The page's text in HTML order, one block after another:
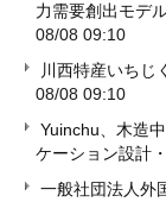
力需要創出モデ
08/08 09:10
川西特産いちじ
08/08 09:10
Yuinchu、木造
ケーション設計
一般社団法人外